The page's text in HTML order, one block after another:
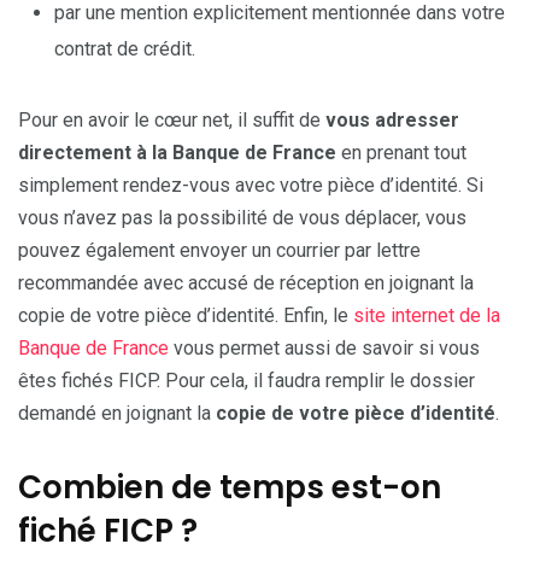
par une mention explicitement mentionnée dans votre
contrat de crédit.
Pour en avoir le cœur net, il suffit de vous adresser
directement à la Banque de France en prenant tout
simplement rendez-vous avec votre pièce d’identité. Si
vous n’avez pas la possibilité de vous déplacer, vous
pouvez également envoyer un courrier par lettre
recommandée avec accusé de réception en joignant la
copie de votre pièce d’identité. Enfin, le site internet de la
Banque de France vous permet aussi de savoir si vous
êtes fichés FICP. Pour cela, il faudra remplir le dossier
demandé en joignant la copie de votre pièce d’identité.
Combien de temps est-on
fiché FICP ?